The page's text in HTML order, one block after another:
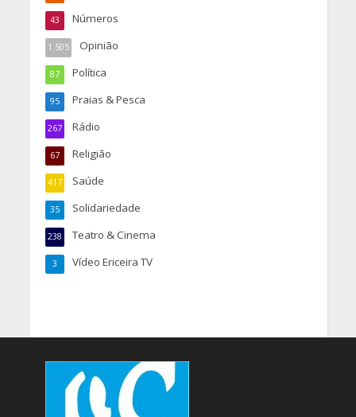
Números
43
Opinião
1.505
Política
87
Praias & Pesca
95
Rádio
267
Religião
67
Saúde
417
Solidariedade
35
Teatro & Cinema
238
Vídeo Ericeira TV
3